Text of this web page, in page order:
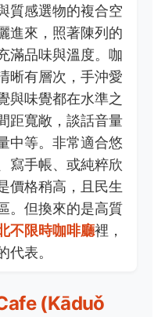
質感選物的複合空
進來，照著陳列的
滿品味與溫度。咖
晰有層次，手沖愛
與味覺都在水準之
距寬敞，談話音量
中等。非常適合悠
寫手帳、或純粹欣
價格稍高，且民生
。但換來的是高質
不限時咖啡廳裡，
代表。
(Kāduǒ